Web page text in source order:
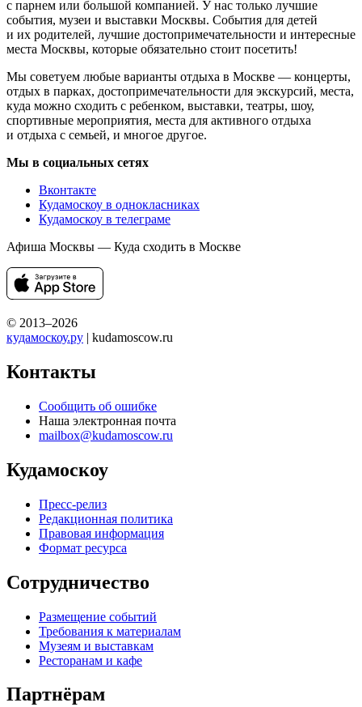
с парнем или большой компанией. У нас только лучшие
события, музеи и выставки Москвы. События для детей
и их родителей, лучшие достопримечательности и интересные
места Москвы, которые обязательно стоит посетить!
Мы советуем любые варианты отдыха в Москве — концерты,
отдых в парках, достопримечательности для экскурсий, места,
куда можно сходить с ребенком, выставки, театры, шоу,
спортивные мероприятия, места для активного отдыха
и отдыха с семьей, и многое другое.
Мы в социальных сетях
Вконтакте
Кудамоскоу в однокласниках
Кудамоскоу в телеграме
Афиша Москвы — Куда сходить в Москве
© 2013–2026
кудамоскоу.ру | kudamoscow.ru
Контакты
Сообщить об ошибке
Наша электронная почта
mailbox@kudamoscow.ru
Кудамоскоу
Пресс-релиз
Редакционная политика
Правовая информация
Формат ресурса
Сотрудничество
Размещение событий
Требования к материалам
Музеям и выставкам
Ресторанам и кафе
Партнёрам